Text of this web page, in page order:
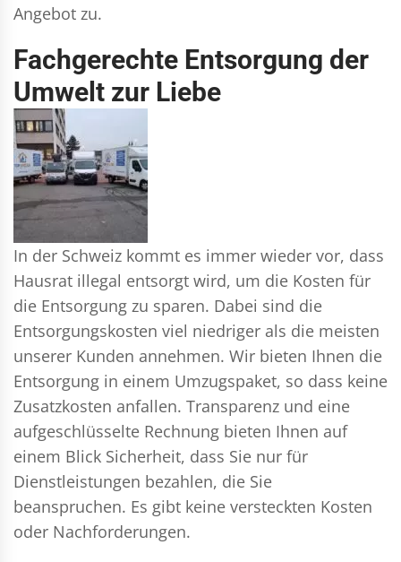
Angebot zu.
Fachgerechte Entsorgung der
Umwelt zur Liebe
In der Schweiz kommt es immer wieder vor, dass
Hausrat illegal entsorgt wird, um die Kosten für
die Entsorgung zu sparen. Dabei sind die
Entsorgungskosten viel niedriger als die meisten
unserer Kunden annehmen. Wir bieten Ihnen die
Entsorgung in einem Umzugspaket, so dass keine
Zusatzkosten anfallen. Transparenz und eine
aufgeschlüsselte Rechnung bieten Ihnen auf
einem Blick Sicherheit, dass Sie nur für
Dienstleistungen bezahlen, die Sie
beanspruchen. Es gibt keine versteckten Kosten
oder Nachforderungen.